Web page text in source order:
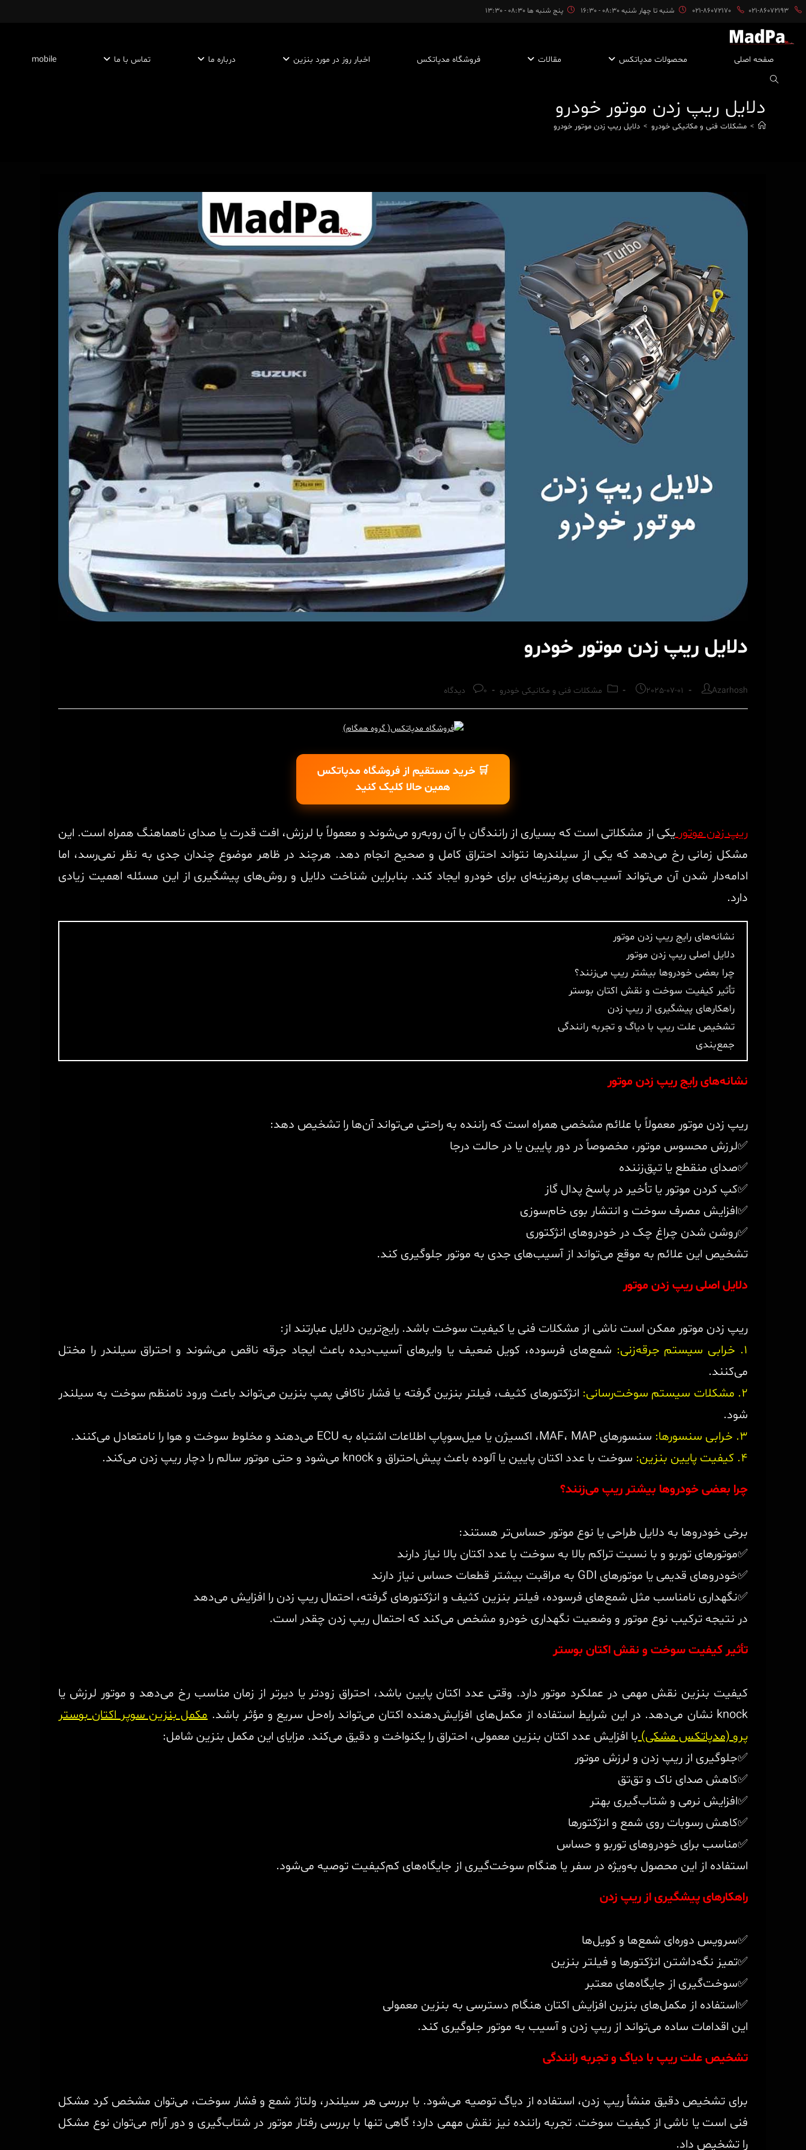
پایان
021-86072170 021-86072193 شنبه تا چهار شنبه 08:30 - 16:30 پنج شنبه ها 08:30 - 13:30
صفحه اصلی محصولات مدپاتکس مقالات فروشگاه مدپاتکس اخبار روز در مورد بنزین درباره ما تماس با ما mobile
دلایل ریپ زدن موتور خودرو
> مشکلات فنی و مکانیکی خودرو > دلایل ریپ زدن موتور خودرو
دلایل ریپ زدن موتور خودرو
Post
Azarhosh
Post
2025-07-01
Postمشکلات فنی و مکانیکی خودرو
Post
0 دیدگاه
🛒 خرید مستقیم از فروشگاه مدپاتکس
همین حالا کلیک کنید
ریپ زدن موتوریکی از مشکلاتی است که بسیاری از رانندگان با آن روبه‌رو می‌شوند و معمولاً با لرزش، افت قدرت یا صدای ناهماهنگ همراه است. این
مشکل زمانی رخ می‌دهد که یکی از سیلندرها نتواند احتراق کامل و صحیح انجام دهد. هرچند در ظاهر موضوع چندان جدی به نظر نمی‌رسد، اما
ادامه‌دار شدن آن می‌تواند آسیب‌های پرهزینه‌ای برای خودرو ایجاد کند. بنابراین شناخت دلایل و روش‌های پیشگیری از این مسئله اهمیت زیادی
دارد.
نشانه‌های رایج ریپ زدن موتور
دلایل اصلی ریپ زدن موتور
چرا بعضی خودروها بیشتر ریپ می‌زنند؟
تأثیر کیفیت سوخت و نقش اکتان بوستر
راهکارهای پیشگیری از ریپ زدن
تشخیص علت ریپ با دیاگ و تجربه رانندگی
جمع‌بندی
نشانه‌های رایج ریپ زدن موتور
ریپ زدن موتور معمولاً با علائم مشخصی همراه است که راننده به راحتی می‌تواند آن‌ها را تشخیص دهد:
✅لرزش محسوس موتور، مخصوصاً در دور پایین یا در حالت درجا
✅صدای منقطع یا تپق‌زننده
✅کپ کردن موتور یا تأخیر در پاسخ پدال گاز
✅افزایش مصرف سوخت و انتشار بوی خام‌سوزی
✅روشن شدن چراغ چک در خودروهای انژکتوری
تشخیص این علائم به موقع می‌تواند از آسیب‌های جدی به موتور جلوگیری کند.
دلایل اصلی ریپ زدن موتور
ریپ زدن موتور ممکن است ناشی از مشکلات فنی یا کیفیت سوخت باشد. رایج‌ترین دلایل عبارتند از:
۱. خرابی سیستم جرقه‌زنی:
شمع‌های فرسوده، کویل ضعیف یا وایرهای آسیب‌دیده باعث ایجاد جرقه ناقص می‌شوند و احتراق سیلندر را مختل
می‌کنند.
۲. مشکلات سیستم سوخت‌رسانی:
انژکتورهای کثیف، فیلتر بنزین گرفته یا فشار ناکافی پمپ بنزین می‌تواند باعث ورود نامنظم سوخت به سیلندر
شود.
۳. خرابی سنسورها:
سنسورهای MAF، MAP، اکسیژن یا میل‌سوپاپ اطلاعات اشتباه به ECU می‌دهند و مخلوط سوخت و هوا را نامتعادل می‌کنند.
۴. کیفیت پایین بنزین:
سوخت با عدد اکتان پایین یا آلوده باعث پیش‌احتراق و knock می‌شود و حتی موتور سالم را دچار ریپ زدن می‌کند.
چرا بعضی خودروها بیشتر ریپ می‌زنند؟
برخی خودروها به دلایل طراحی یا نوع موتور حساس‌تر هستند:
✅موتورهای توربو و با نسبت تراکم بالا به سوخت با عدد اکتان بالا نیاز دارند
✅خودروهای قدیمی یا موتورهای GDI به مراقبت بیشتر قطعات حساس نیاز دارند
✅نگهداری نامناسب مثل شمع‌های فرسوده، فیلتر بنزین کثیف و انژکتورهای گرفته، احتمال ریپ زدن را افزایش می‌دهد
در نتیجه ترکیب نوع موتور و وضعیت نگهداری خودرو مشخص می‌کند که احتمال ریپ زدن چقدر است.
تأثیر کیفیت سوخت و نقش اکتان بوستر
کیفیت بنزین نقش مهمی در عملکرد موتور دارد. وقتی عدد اکتان پایین باشد، احتراق زودتر یا دیرتر از زمان مناسب رخ می‌دهد و موتور لرزش یا
knock نشان می‌دهد. در این شرایط استفاده از مکمل‌های افزایش‌دهنده اکتان می‌تواند راه‌حل سریع و مؤثر باشد.
مکمل بنزین سوپر اکتان بوستر
پرو (مدپاتکس مشکی)با افزایش عدد اکتان بنزین معمولی، احتراق را یکنواخت و دقیق می‌کند. مزایای این مکمل بنزین شامل:
✅جلوگیری از ریپ زدن و لرزش موتور
✅کاهش صدای ناک و تق‌تق
✅افزایش نرمی و شتاب‌گیری بهتر
✅کاهش رسوبات روی شمع و انژکتورها
✅مناسب برای خودروهای توربو و حساس
استفاده از این محصول به‌ویژه در سفر یا هنگام سوخت‌گیری از جایگاه‌های کم‌کیفیت توصیه می‌شود.
راهکارهای پیشگیری از ریپ زدن
✅سرویس دوره‌ای شمع‌ها و کویل‌ها
✅تمیز نگه‌داشتن انژکتورها و فیلتر بنزین
✅سوخت‌گیری از جایگاه‌های معتبر
✅استفاده از مکمل‌های بنزین افزایش اکتان هنگام دسترسی به بنزین معمولی
این اقدامات ساده می‌تواند از ریپ زدن و آسیب به موتور جلوگیری کند.
تشخیص علت ریپ با دیاگ و تجربه رانندگی
برای تشخیص دقیق منشأ ریپ زدن، استفاده از دیاگ توصیه می‌شود. با بررسی هر سیلندر، ولتاژ شمع و فشار سوخت، می‌توان مشخص کرد مشکل
فنی است یا ناشی از کیفیت سوخت. تجربه راننده نیز نقش مهمی دارد؛ گاهی تنها با بررسی رفتار موتور در شتاب‌گیری و دور آرام می‌توان نوع مشکل
را تشخیص داد.